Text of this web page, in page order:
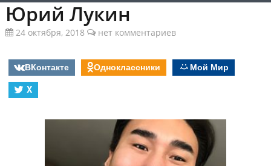
Юрий Лукин
24 октября, 2018 нет комментариев
ВКонтакте Одноклассники
Мой Мир
X